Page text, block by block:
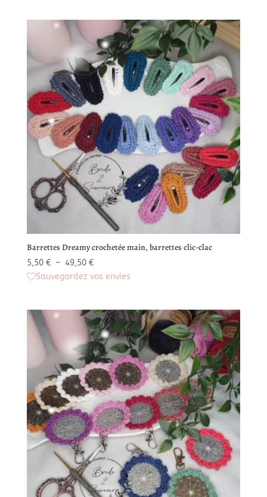
Barrettes Dreamy crochetée main, barrettes clic-clac
5,50 € – 49,50 €Plage
de
à
49,50 €
Sauvegardez vos envies